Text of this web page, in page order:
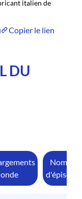
italien de
Copier le lien
DU
Nombre